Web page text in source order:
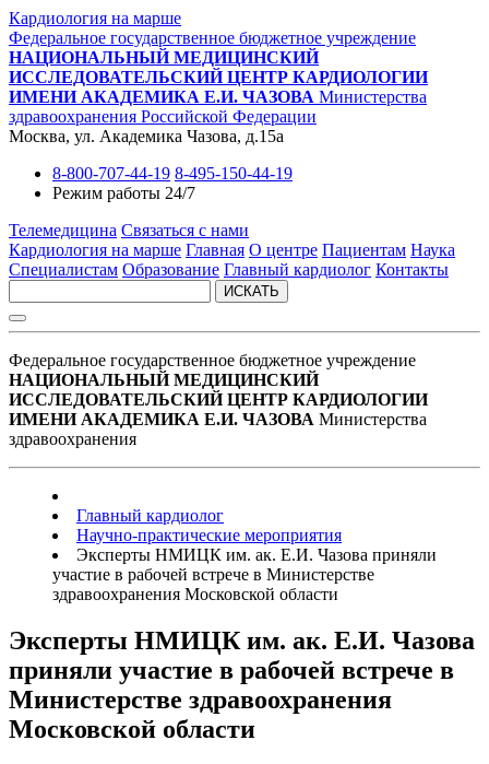
Кардиология на марше
Федеральное государственное бюджетное учреждение
НАЦИОНАЛЬНЫЙ МЕДИЦИНСКИЙ
ИССЛЕДОВАТЕЛЬСКИЙ ЦЕНТР КАРДИОЛОГИИ
ИМЕНИ АКАДЕМИКА Е.И. ЧАЗОВА Министерства
здравоохранения Российской Федерации
Москва, ул. Академика Чазова, д.15а
8-800-707-44-19 8-495-150-44-19
Режим работы 24/7
Телемедицина Связаться с нами
Кардиология на марше Главная О центре Пациентам Наука
Специалистам Образование Главный кардиолог Контакты
ИСКАТЬ
Федеральное государственное бюджетное учреждение
НАЦИОНАЛЬНЫЙ МЕДИЦИНСКИЙ
ИССЛЕДОВАТЕЛЬСКИЙ ЦЕНТР КАРДИОЛОГИИ
ИМЕНИ АКАДЕМИКА Е.И. ЧАЗОВА Министерства
здравоохранения
Главный кардиолог
Научно-практические мероприятия
Эксперты НМИЦК им. ак. Е.И. Чазова приняли
участие в рабочей встрече в Министерстве
здравоохранения Московской области
Эксперты НМИЦК им. ак. Е.И. Чазова
приняли участие в рабочей встрече в
Министерстве здравоохранения
Московской области